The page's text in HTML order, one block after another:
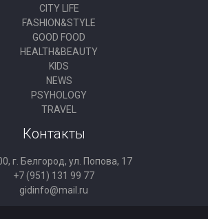
CITY LIFE
FASHION&STYLE
GOOD FOOD
HEALTH&BEAUTY
KIDS
NEWS
PSYHOLOGY
TRAVEL
Контакты
г. Белгород, ул. Попова, 17
+7 (951) 131 99 77
gidinfo@mail.ru